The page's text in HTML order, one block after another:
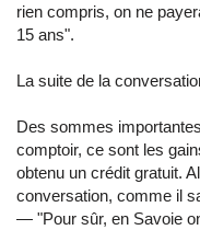
rien compris, on ne
15 ans".
La suite de la
Des sommes
comptoir, ce sont les
obtenu un crédit gratuit.
conversation, comme il
— "Pour sûr, en Savoie